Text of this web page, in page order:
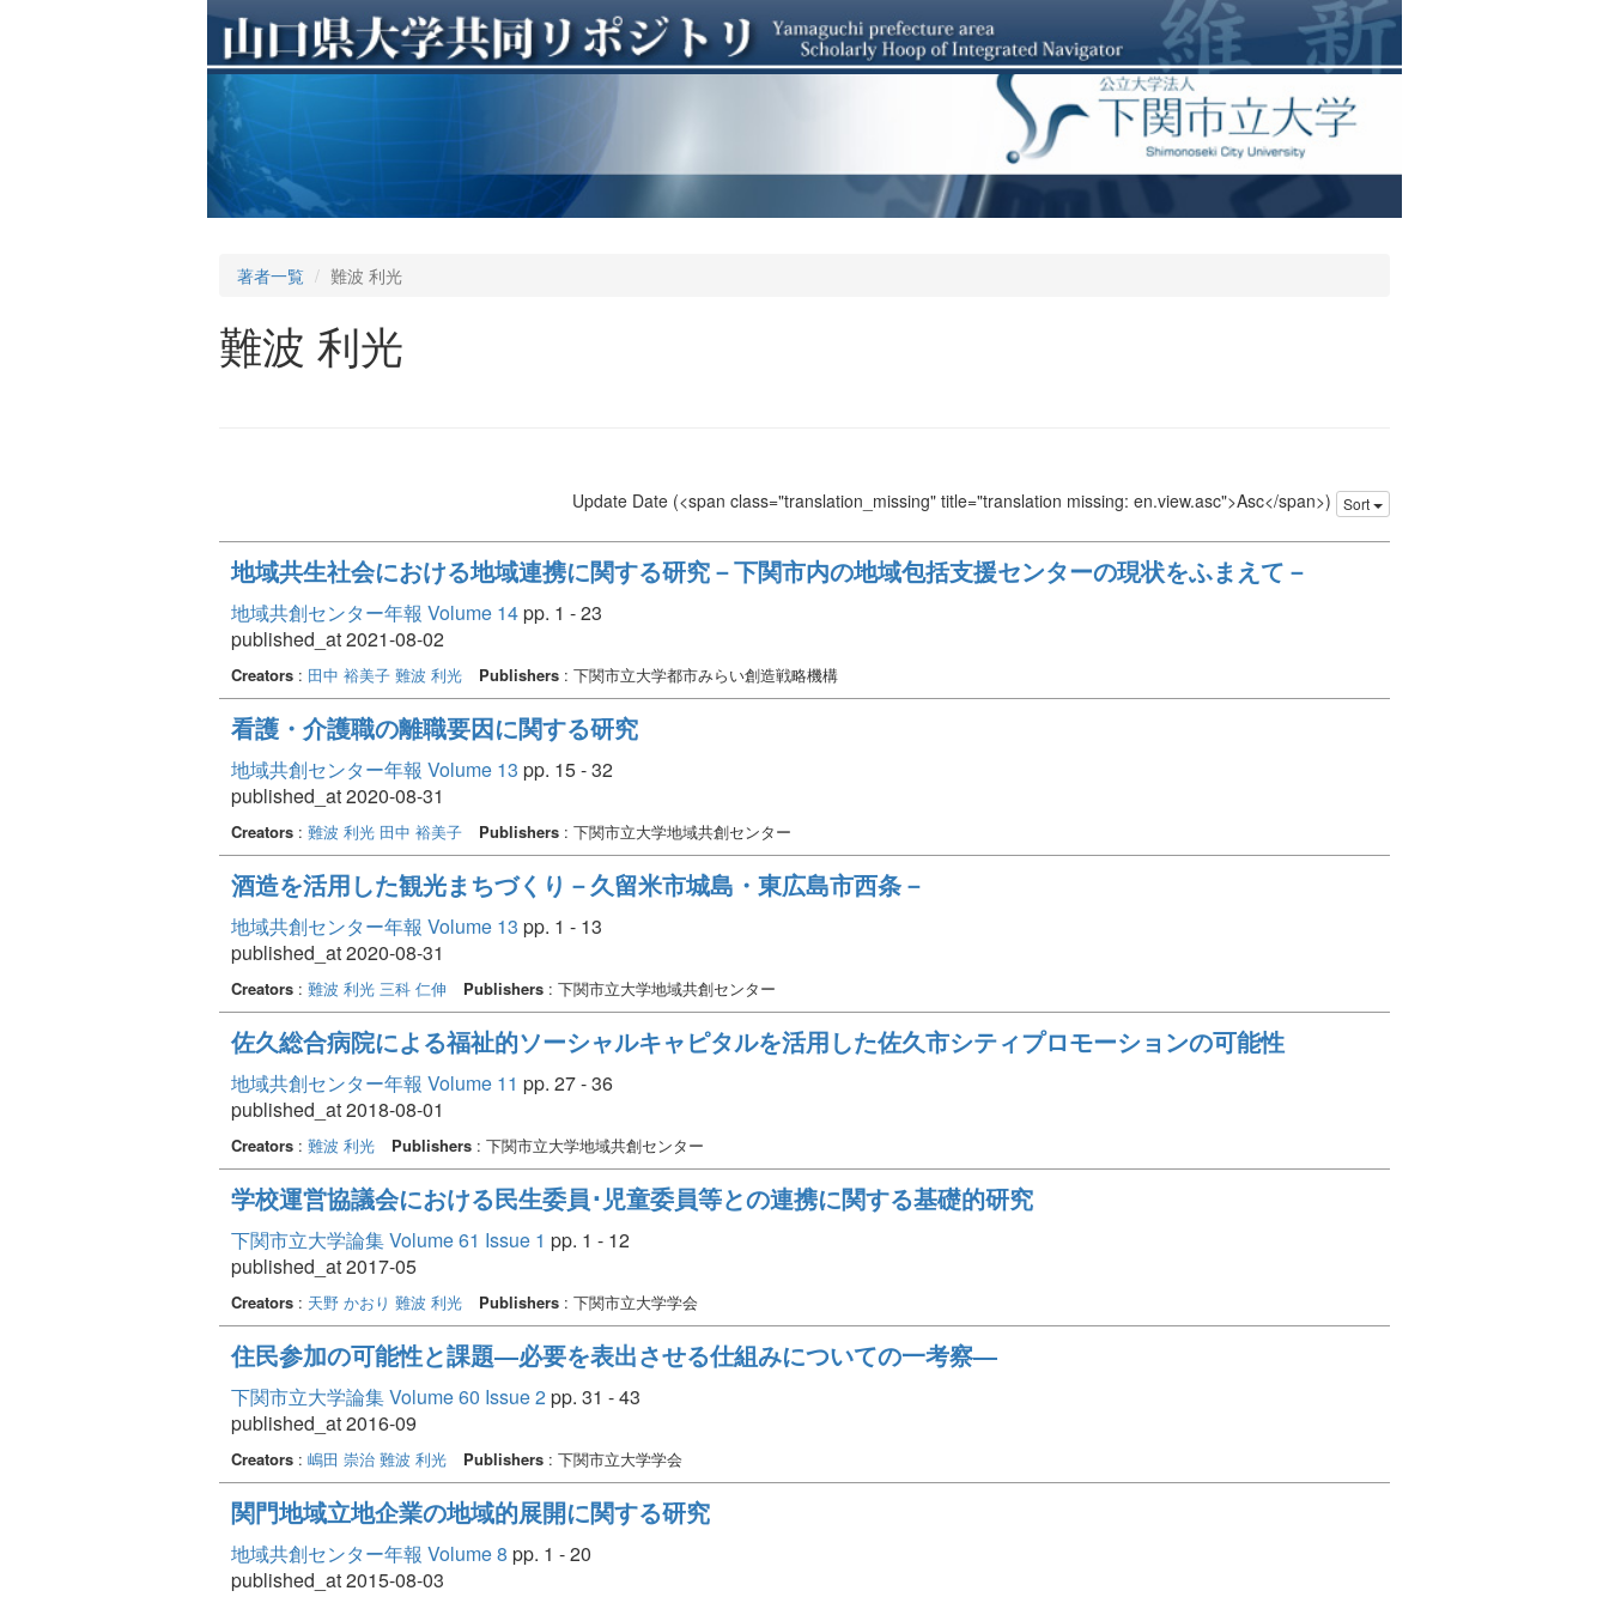
著者一覧 難波 利光
難波 利光
Update Date (<span class="translation_missing" title="translation missing: en.view.asc">Asc</span>) Sort
地域共生社会における地域連携に関する研究－下関市内の地域包括支援センターの現状をふまえて－
地域共創センター年報 Volume 14pp. 1 - 23
published_at 2021-08-02
Creators : 田中 裕美子 難波 利光 Publishers : 下関市立大学都市みらい創造戦略機構
看護・介護職の離職要因に関する研究
地域共創センター年報 Volume 13 pp. 15 - 32
published_at 2020-08-31
Creators : 難波 利光 田中 裕美子 Publishers : 下関市立大学地域共創センター
酒造を活用した観光まちづくり－久留米市城島・東広島市西条－
地域共創センター年報 Volume 13 pp. 1 - 13
published_at 2020-08-31
Creators : 難波 利光 三科 仁伸 Publishers : 下関市立大学地域共創センター
佐久総合病院による福祉的ソーシャルキャピタルを活用した佐久市シティプロモーションの可能性
地域共創センター年報 Volume 11 pp. 27 - 36
published_at 2018-08-01
Creators : 難波 利光 Publishers : 下関市立大学地域共創センター
学校運営協議会における民生委員･児童委員等との連携に関する基礎的研究
下関市立大学論集 Volume 61 Issue 1 pp. 1 - 12
published_at 2017-05
Creators : 天野 かおり 難波 利光 Publishers : 下関市立大学学会
住民参加の可能性と課題―必要を表出させる仕組みについての一考察―
下関市立大学論集 Volume 60 Issue 2pp. 31 - 43
published_at 2016-09
Creators : 嶋田 崇治 難波 利光 Publishers : 下関市立大学学会
関門地域立地企業の地域的展開に関する研究
地域共創センター年報 Volume 8 pp. 1 - 20
published_at 2015-08-03